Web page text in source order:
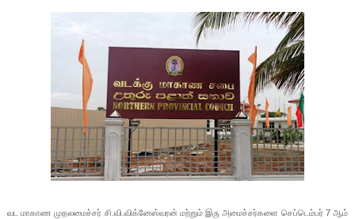
வட மாகாண முதலமைச்சர் சி.வி.விக்னேஸ்வரன் மற்றும் இரு அமைச்சர்களை செப்டெம்பர் 7 ஆம்